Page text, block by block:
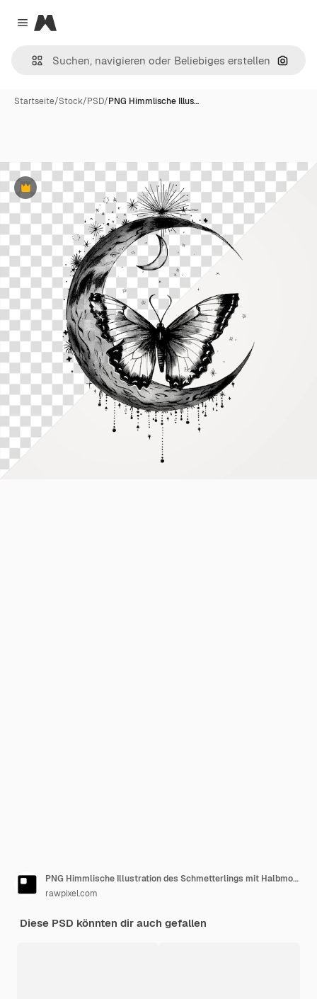
Close menu
Magnific
Nach
Startseite/Stock/PSD/PNG Himmlische Illus…
Premium
PNG Himmlische Illustration des Schmetterlings mit Halbmond Mond Schmetterling weiß
rawpixel.com
Diese PSD könnten dir auch gefallen